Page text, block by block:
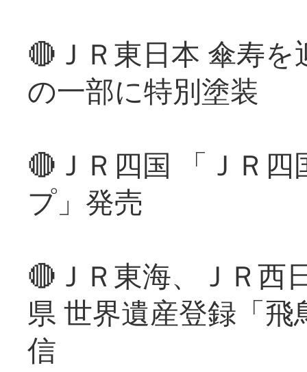
🔴ＪＲ東日本 傘寿
の一部に特別塗装
🔴ＪＲ四国 「ＪＲ
プ」発売
🔴ＪＲ東海、ＪＲ西
県 世界遺産登録「
信